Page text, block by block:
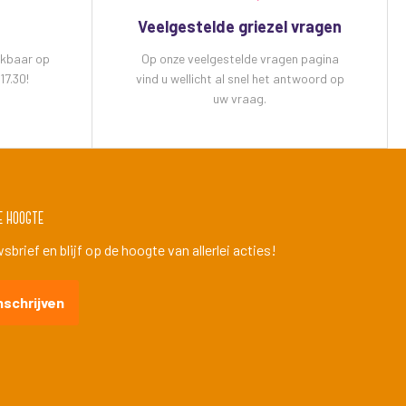
op
Veelgestelde griezel vragen
Op onze veelgestelde vragen pagina
vind u wellicht al snel het antwoord op
uw vraag.
hoogte
en blijf op de hoogte van allerlei acties!